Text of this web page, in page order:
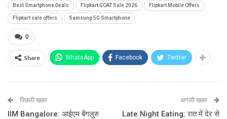
Best Smartphone Deals Flipkart GOAT Sale 2026 Flipkart Mobile Offers
Flipkart sale offers Samsung 5G Smartphone
0
Share WhatsApp Facebook Twitter
पिछली खबर
IIM Bangalore: आईएम बेंगलुरु
अगली खबर
Late Night Eating: रात में देर से